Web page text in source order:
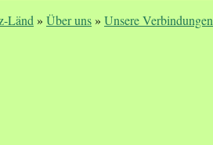
Länd » Über uns» Unsere Verbindungen